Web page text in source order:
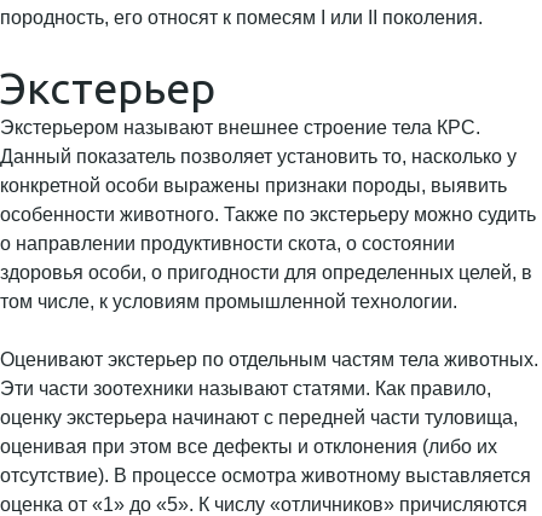
породность, его относят к помесям I или II поколения.
Экстерьер
Экстерьером называют внешнее строение тела КРС.
Данный показатель позволяет установить то, насколько у
конкретной особи выражены признаки породы, выявить
особенности животного. Также по экстерьеру можно судить
о направлении продуктивности скота, о состоянии
здоровья особи, о пригодности для определенных целей, в
том числе, к условиям промышленной технологии.
Оценивают экстерьер по отдельным частям тела животных.
Эти части зоотехники называют статями. Как правило,
оценку экстерьера начинают с передней части туловища,
оценивая при этом все дефекты и отклонения (либо их
отсутствие). В процессе осмотра животному выставляется
оценка от «1» до «5». К числу «отличников» причисляются